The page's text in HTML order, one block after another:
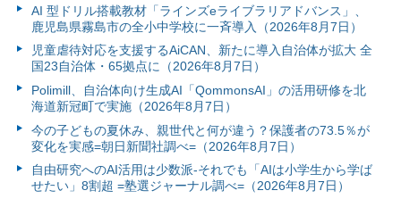
AI 型ドリル搭載教材「ラインズeライブラリアドバンス」、
鹿児島県霧島市の全小中学校に一斉導入（2026年8月7日）
児童虐待対応を支援するAiCAN、新たに導入自治体が拡大 全
国23自治体・65拠点に（2026年8月7日）
Polimill、自治体向け生成AI「QommonsAI」の活用研修を北
海道新冠町で実施（2026年8月7日）
今の子どもの夏休み、親世代と何が違う？保護者の73.5％が
変化を実感=朝日新聞社調べ=（2026年8月7日）
自由研究へのAI活用は少数派-それでも「AIは小学生から学ば
せたい」8割超 =塾選ジャーナル調べ=（2026年8月7日）